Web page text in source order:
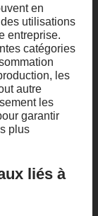
en
utilisations
entreprise.
catégories
les
autre
les
garantir
plus
liés à